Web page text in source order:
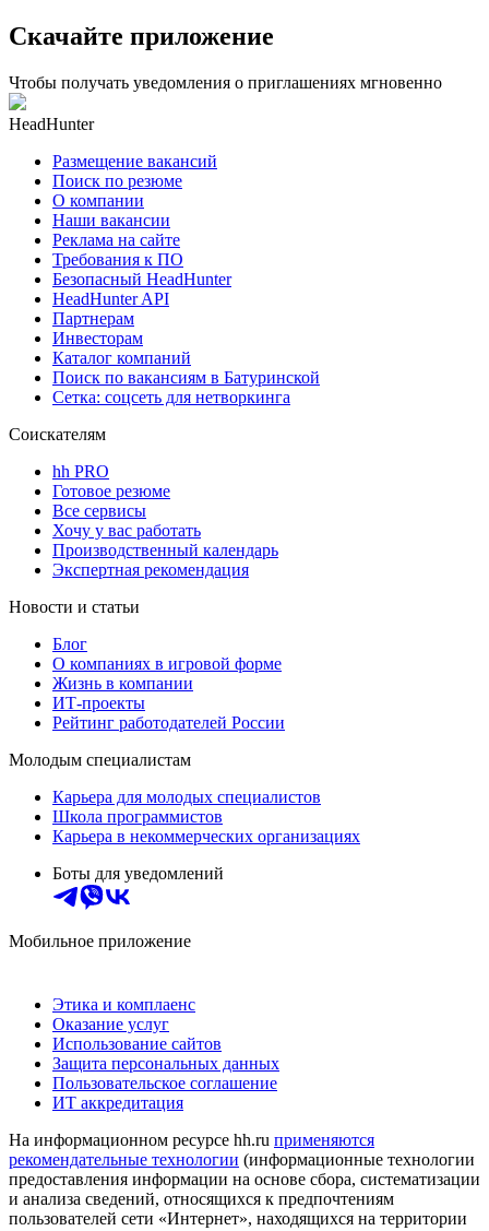
Скачайте приложение
Чтобы получать уведомления о приглашениях мгновенно
HeadHunter
Размещение вакансий
Поиск по резюме
О компании
Наши вакансии
Реклама на сайте
Требования к ПО
Безопасный HeadHunter
HeadHunter API
Партнерам
Инвесторам
Каталог компаний
Поиск по вакансиям в Батуринской
Сетка: соцсеть для нетворкинга
Соискателям
hh PRO
Готовое резюме
Все сервисы
Хочу у вас работать
Производственный календарь
Экспертная рекомендация
Новости и статьи
Блог
О компаниях в игровой форме
Жизнь в компании
ИТ-проекты
Рейтинг работодателей России
Молодым специалистам
Карьера для молодых специалистов
Школа программистов
Карьера в некоммерческих организациях
Боты для уведомлений
Мобильное приложение
Этика и комплаенс
Оказание услуг
Использование сайтов
Защита персональных данных
Пользовательское соглашение
ИТ аккредитация
На информационном ресурсе hh.ru применяются
рекомендательные технологии (информационные технологии
предоставления информации на основе сбора, систематизации
и анализа сведений, относящихся к предпочтениям
пользователей сети «Интернет», находящихся на территории